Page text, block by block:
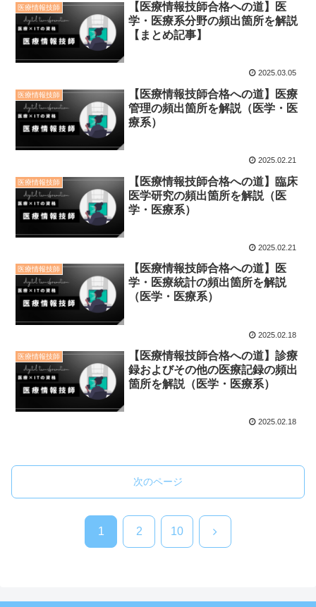
医療情報技師
【医療情報技師合格への道】医
学・医療系分野の頻出箇所を解説
【まとめ記事】
2025.03.05
医療情報技師
【医療情報技師合格への道】医療
管理の頻出箇所を解説（医学・医
療系）
2025.02.21
医療情報技師
【医療情報技師合格への道】臨床
医学研究の頻出箇所を解説（医
学・医療系）
2025.02.21
医療情報技師
【医療情報技師合格への道】医
学・医療統計の頻出箇所を解説
（医学・医療系）
2025.02.18
医療情報技師
【医療情報技師合格への道】診療
録およびその他の医療記録の頻出
箇所を解説（医学・医療系）
2025.02.18
次のページ
1 2 10 次